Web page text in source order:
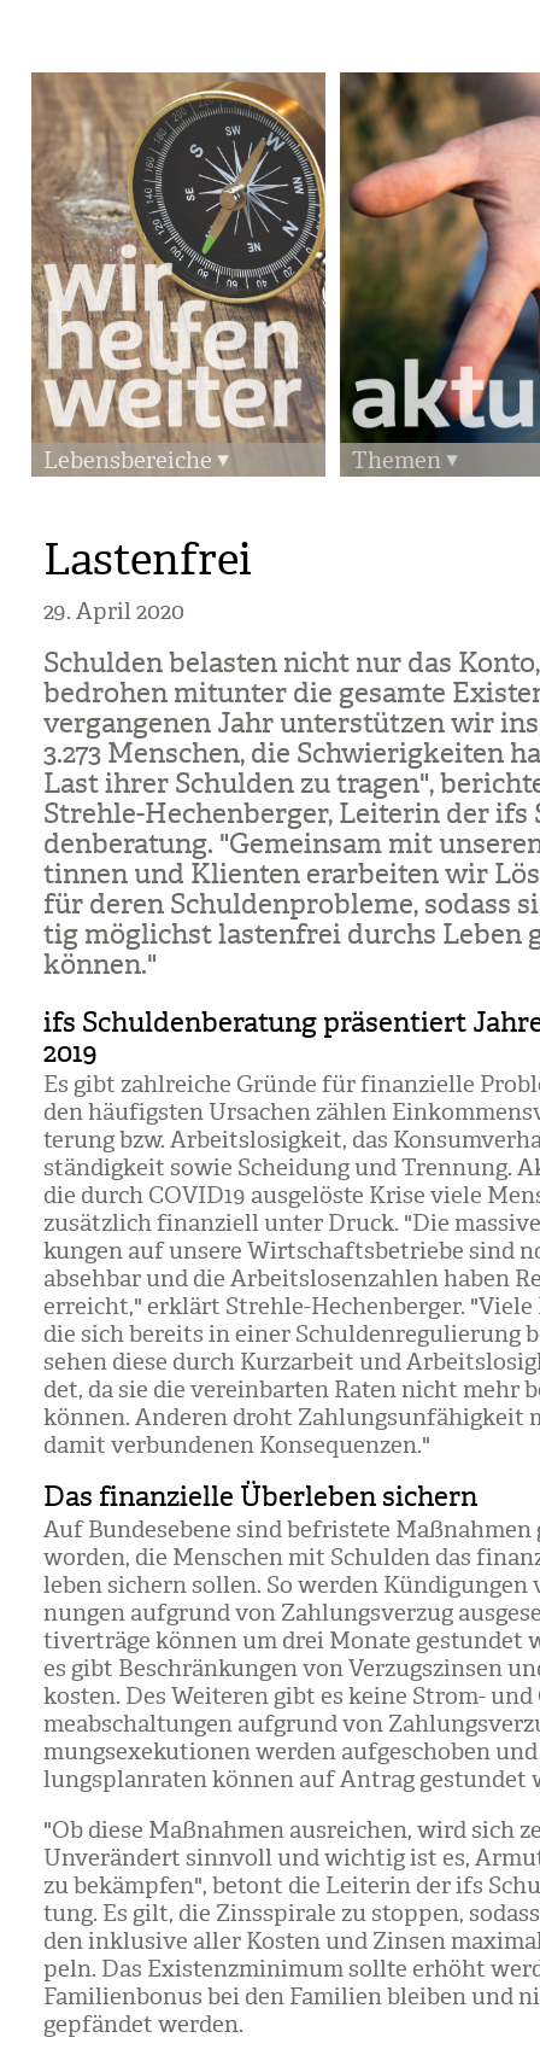
Lebensbereiche Themen
Lastenfrei
29. April 2020
Schul­den belas­ten nicht nur das
bedro­hen mit­un­ter die gesamte
ver­gan­ge­nen Jahr unter­stüt­zen wir
3.273 Men­schen, die Schwie­rig­kei­ten
Last ihrer Schul­den zu tra­gen",
Strehle-Hechen­ber­ger, Lei­te­rin der
den­be­ra­tung. "Gemein­sam mit
tin­nen und Kli­en­ten erar­bei­ten wir
für deren Schul­den­pro­bleme, sodass
tig mög­lichst las­ten­frei durchs Leben
kön­nen."
ifs Schuldenberatung präsentiert
2019
Es gibt zahl­rei­che Gründe für finan­zi­elle
den häu­figs­ten Ursa­chen zäh­len
te­rung bzw. Arbeits­lo­sig­keit, das
stän­dig­keit sowie Schei­dung und Tren­nung.
die durch COVI­D19 aus­ge­löste Krise viele
zusätz­lich finan­zi­ell unter Druck. "Die
kun­gen auf unsere Wirt­schafts­be­triebe sind
abseh­bar und die Arbeits­lo­sen­zah­len haben
erreicht," erklärt Strehle-Hechen­ber­ger. "Viele
die sich bereits in einer Schul­den­re­gu­lie­rung
sehen diese durch Kurz­ar­beit und
det, da sie die ver­ein­bar­ten Raten nicht mehr
kön­nen. Ande­ren droht Zah­lungs­un­fä­hig­keit
damit ver­bun­de­nen Kon­se­quen­zen."
Das finanzielle Überleben sichern
Auf Bun­des­ebene sind befris­tete
wor­den, die Men­schen mit Schul­den das
le­ben sichern sol­len. So wer­den
nun­gen auf­grund von Zah­lungs­ver­zug
ti­ver­träge kön­nen um drei Monate gestun­det
es gibt Beschrän­kun­gen von Ver­zugs­zin­sen
kos­ten. Des Wei­te­ren gibt es keine Strom-
me­ab­schal­tun­gen auf­grund von
mungs­exe­ku­tio­nen wer­den auf­ge­scho­ben
lungs­plan­ra­ten kön­nen auf Antrag gestun­det
"Ob diese Maß­nah­men aus­rei­chen, wird sich
Unver­än­dert sinn­voll und wich­tig ist es,
zu bekämp­fen", betont die Lei­te­rin der ifs
tung. Es gilt, die Zins­spi­rale zu stop­pen,
den inklu­sive aller Kos­ten und Zin­sen
peln. Das Exis­tenz­mi­ni­mum sollte erhöht
Fami­li­en­bo­nus bei den Fami­lien blei­ben und
gepfän­det wer­den.